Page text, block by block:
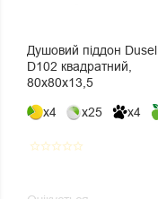
Душовий піддон Dusel
D102 квадратний,
80х80х13,5
x4 x25 x4
star_borderstar_borderstar_borderstar_borderstar_border